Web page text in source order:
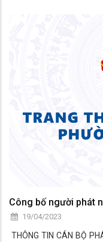
Công bố người phát
19/04/2023
THÔNG TIN CÁN BỘ